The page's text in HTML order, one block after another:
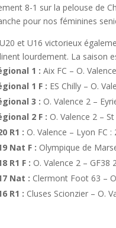
8-1 sur la pelouse de
pour nos féminines
et U16 victorieux
lourdement. La saison
1 : Aix FC – O.
1 F : ES Chilly – O.
3 : O. Valence 2 –
2 F : O. Valence 2 –
R1 : O. Valence – Lyon FC :
Nat F : Olympique de
R1 F : O. Valence 2 – GF38
Nat : Clermont Foot 63 –
R1 : Cluses Scionzier – O.